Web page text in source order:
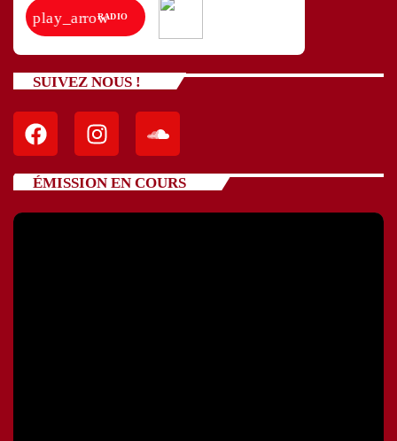
play_arrowRADIO
SUIVEZ NOUS !
ÉMISSION EN COURS